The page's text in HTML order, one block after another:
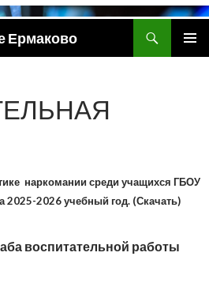
Ермаково
наркомании среди учащихся ГБОУ
2026 учебный год. (Скачать)
воспитательной работы